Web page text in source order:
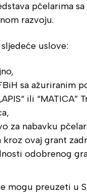
pčelarima
razvoju.
uslove:
sa ažuriranim
ili “MATICA”
za nabavku
ovaj grant
odobrenog
mogu preuzeti u